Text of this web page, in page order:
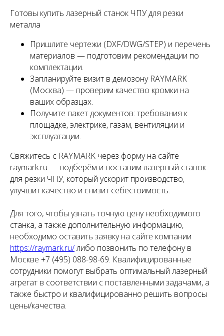
Готовы купить лазерный станок ЧПУ для резки
металла
Пришлите чертежи (DXF/DWG/STEP) и перечень
материалов — подготовим рекомендации по
комплектации.
Запланируйте визит в демозону RAYMARK
(Москва) — проверим качество кромки на
ваших образцах.
Получите пакет документов: требования к
площадке, электрике, газам, вентиляции и
эксплуатации.
Свяжитесь с RAYMARK через форму на сайте
raymark.ru — подберём и поставим лазерный станок
для резки ЧПУ, который ускорит производство,
улучшит качество и снизит себестоимость.
Для того, чтобы узнать точную цену необходимого
станка, а также дополнительную информацию,
необходимо оставить заявку на сайте компании
https://raymark.ru/либо позвонить по телефону в
Москве +7 (495) 088-98-69. Квалифицированные
сотрудники помогут выбрать оптимальный лазерный
агрегат в соответствии с поставленными задачами, а
также быстро и квалифицированно решить вопросы
цены/качества.